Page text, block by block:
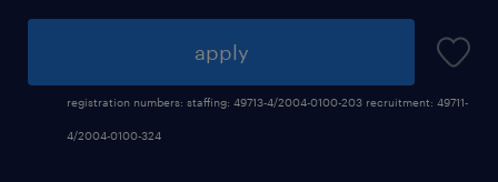
apply
registration numbers: staffing: 49713-4/2004-0100-203 recruitment: 49711-
4/2004-0100-324